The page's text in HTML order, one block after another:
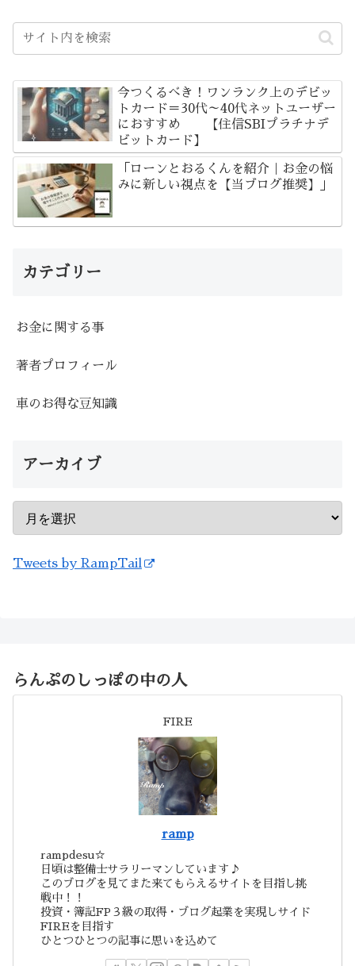
今つくるべき！ワンランク上のデビッ
トカード＝30代～40代ネットユーザー
におすすめ 【住信SBIプラチナデ
ビットカード】
「ローンとおるくんを紹介｜お金の悩
みに新しい視点を【当ブログ推奨】」
カテゴリー
お金に関する事
著者プロフィール
車のお得な豆知識
アーカイブ
Tweets by RampTail
らんぷのしっぽの中の人
FIRE
ramp
rampdesu☆
日頃は整備士サラリーマンしています♪
このブログを見てまた来てもらえるサイトを目指し挑
戦中！！
投資・簿記FP３級の取得・ブログ起業を実現しサイド
FIREを目指す
ひとつひとつの記事に思いを込めて